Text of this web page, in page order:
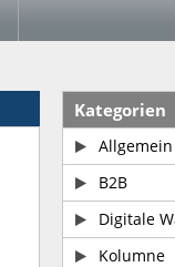
Kategorien
Allgemein
B2B
Digitale
Kolumne